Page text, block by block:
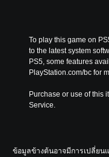
To play this game on
to the latest system
PS5, some features
PlayStation.com/bc for
Purchase or use of this
Service.
ข้อมูลข้างต้นอาจมีการเปลี่ยน